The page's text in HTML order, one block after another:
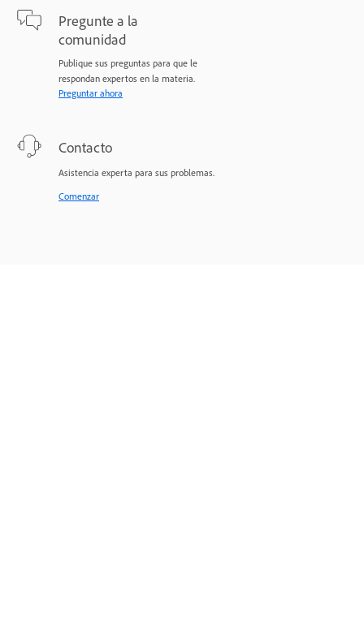
Pregunte a la
comunidad
Publique sus preguntas para que le
respondan expertos en la materia.
Preguntar ahora
Contacto
Asistencia experta para sus problemas.
Comenzar